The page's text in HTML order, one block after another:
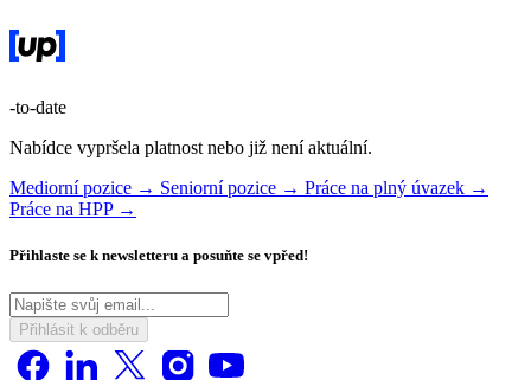
-to-date
Nabídce vypršela platnost nebo již není aktuální.
Mediorní pozice → Seniorní pozice → Práce na plný úvazek →
Práce na HPP →
Přihlaste se k newsletteru a posuňte se vpřed!
Přihlásit k odběru